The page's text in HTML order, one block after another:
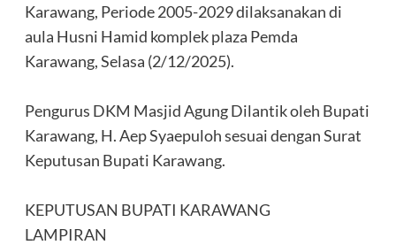
Karawang, Periode 2005-2029 dilaksanakan di
aula Husni Hamid komplek plaza Pemda
Karawang, Selasa (2/12/2025).
‎Pengurus DKM Masjid Agung Dilantik oleh Bupati
Karawang, H. Aep Syaepuloh sesuai dengan Surat
Keputusan Bupati Karawang.
‎KEPUTUSAN BUPATI KARAWANG
‎LAMPIRAN